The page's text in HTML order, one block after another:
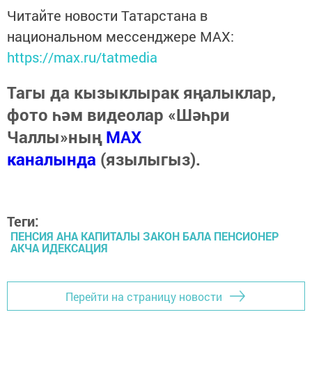
Читайте новости Татарстана в
национальном мессенджере MАХ:
https://max.ru/tatmedia
Тагы да кызыклырак яңалыклар,
фото һәм видеолар «Шәһри
Чаллы»ныңMAX
каналында (язылыгыз).
Теги:
ПЕНСИЯ АНА КАПИТАЛЫ ЗАКОН БАЛА ПЕНСИОНЕР
АКЧА ИДЕКСАЦИЯ
Перейти на страницу новости